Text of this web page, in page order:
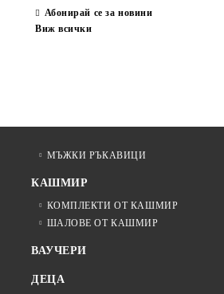
Абонирай се за новини
Виж всички
МЪЖКИ РЪКАВИЦИ
КАШМИР
КОМПЛЕКТИ ОТ КАШМИР
ШАЛОВЕ ОТ КАШМИР
ВАУЧЕРИ
ДЕЦА